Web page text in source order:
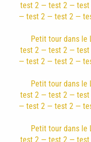
test 2 — test 2 —
— test 2 — test 2 —
Petit tour dans
test 2 — test 2 —
— test 2 — test 2 —
Petit tour dans
test 2 — test 2 —
— test 2 — test 2 —
Petit tour dans
test 2 — test 2 —